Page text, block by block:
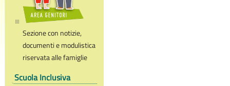
Sezione con notizie,
documenti e modulistica
riservata alle famiglie
Scuola Inclusiva